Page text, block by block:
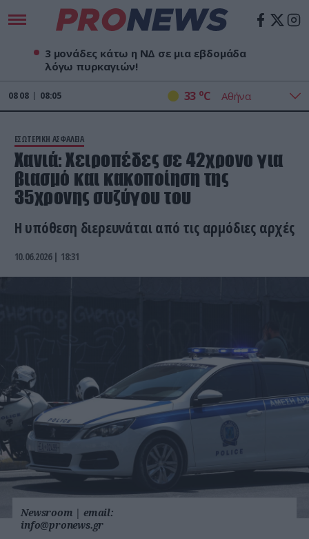
3 μονάδες κάτω η ΝΔ σε μια εβδομάδα
λόγω πυρκαγιών!
08 08 08:05 33 oC
ΕΣΩΤΕΡΙΚΗ ΑΣΦΑΛΕΙΑ
Χανιά: Χειροπέδες σε 42χρονο για
βιασμό και κακοποίηση της
35χρονης συζύγου του
Η υπόθεση διερευνάται από τις αρμόδιες αρχές
10.06.2026 | 18:31
Newsroom | email:
info@pronews.gr